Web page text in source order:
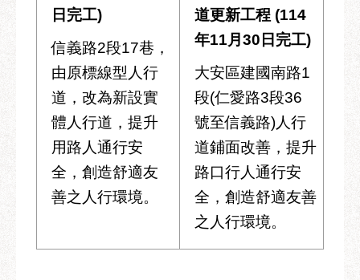
日完工)
信義路2段17巷，
由原標線型人行
道，改為新設實
體人行道，提升
用路人通行安
全，創造舒適友
善之人行環境。
道更新工程 (114
年11月30日完工)
大安區建國南路1
段(仁愛路3段36
號至信義路)人行
道鋪面改善，提升
路口行人通行安
全，創造舒適友善
之人行環境。